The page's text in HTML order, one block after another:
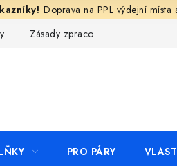
Doprava na PPL výdejní
Zásady zpracování ochrany
PRO PÁRY